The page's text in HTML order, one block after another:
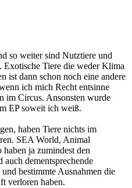
so weiter sind Nutztiere und
Tiere die weder Klima
ist dann schon noch eine andere
ich mich Recht entsinne
im Circus. Ansonsten wurde
EP soweit ich weiß.
haben Tiere nichts im
SEA World, Animal
ja zumindest den
dementsprechende
bestimmte Ausnahmen die
verloren haben.